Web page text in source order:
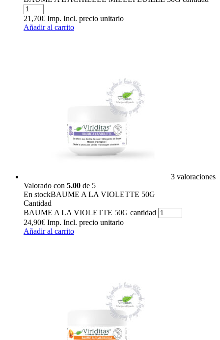
21,70€ Imp. Incl. precio unitario
Añadir al carrito
3 valoraciones
Valorado con 5.00 de 5
En stockBAUME A LA VIOLETTE 50G
Cantidad
BAUME A LA VIOLETTE 50G cantidad
24,90€ Imp. Incl. precio unitario
Añadir al carrito